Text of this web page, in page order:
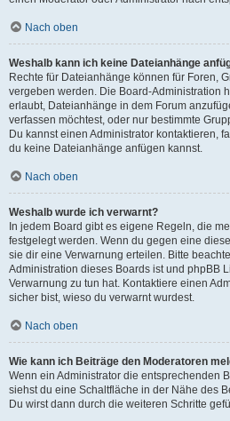
Nach oben
Weshalb kann ich keine Dateianhänge
Rechte für Dateianhänge können für Foren,
vergeben werden. Die Board-Administration
erlaubt, Dateianhänge in dem Forum
verfassen möchtest, oder nur bestimmte
Du kannst einen Administrator kontaktieren,
du keine Dateianhänge anfügen kannst.
Nach oben
Weshalb wurde ich verwarnt?
In jedem Board gibt es eigene Regeln, die
festgelegt werden. Wenn du gegen eine
sie dir eine Verwarnung erteilen. Bitte
Administration dieses Boards ist und phpBB
Verwarnung zu tun hat. Kontaktiere einen
sicher bist, wieso du verwarnt wurdest.
Nach oben
Wie kann ich Beiträge den Moderatoren
Wenn ein Administrator die entsprechenden
siehst du eine Schaltfläche in der Nähe des
Du wirst dann durch die weiteren Schritte